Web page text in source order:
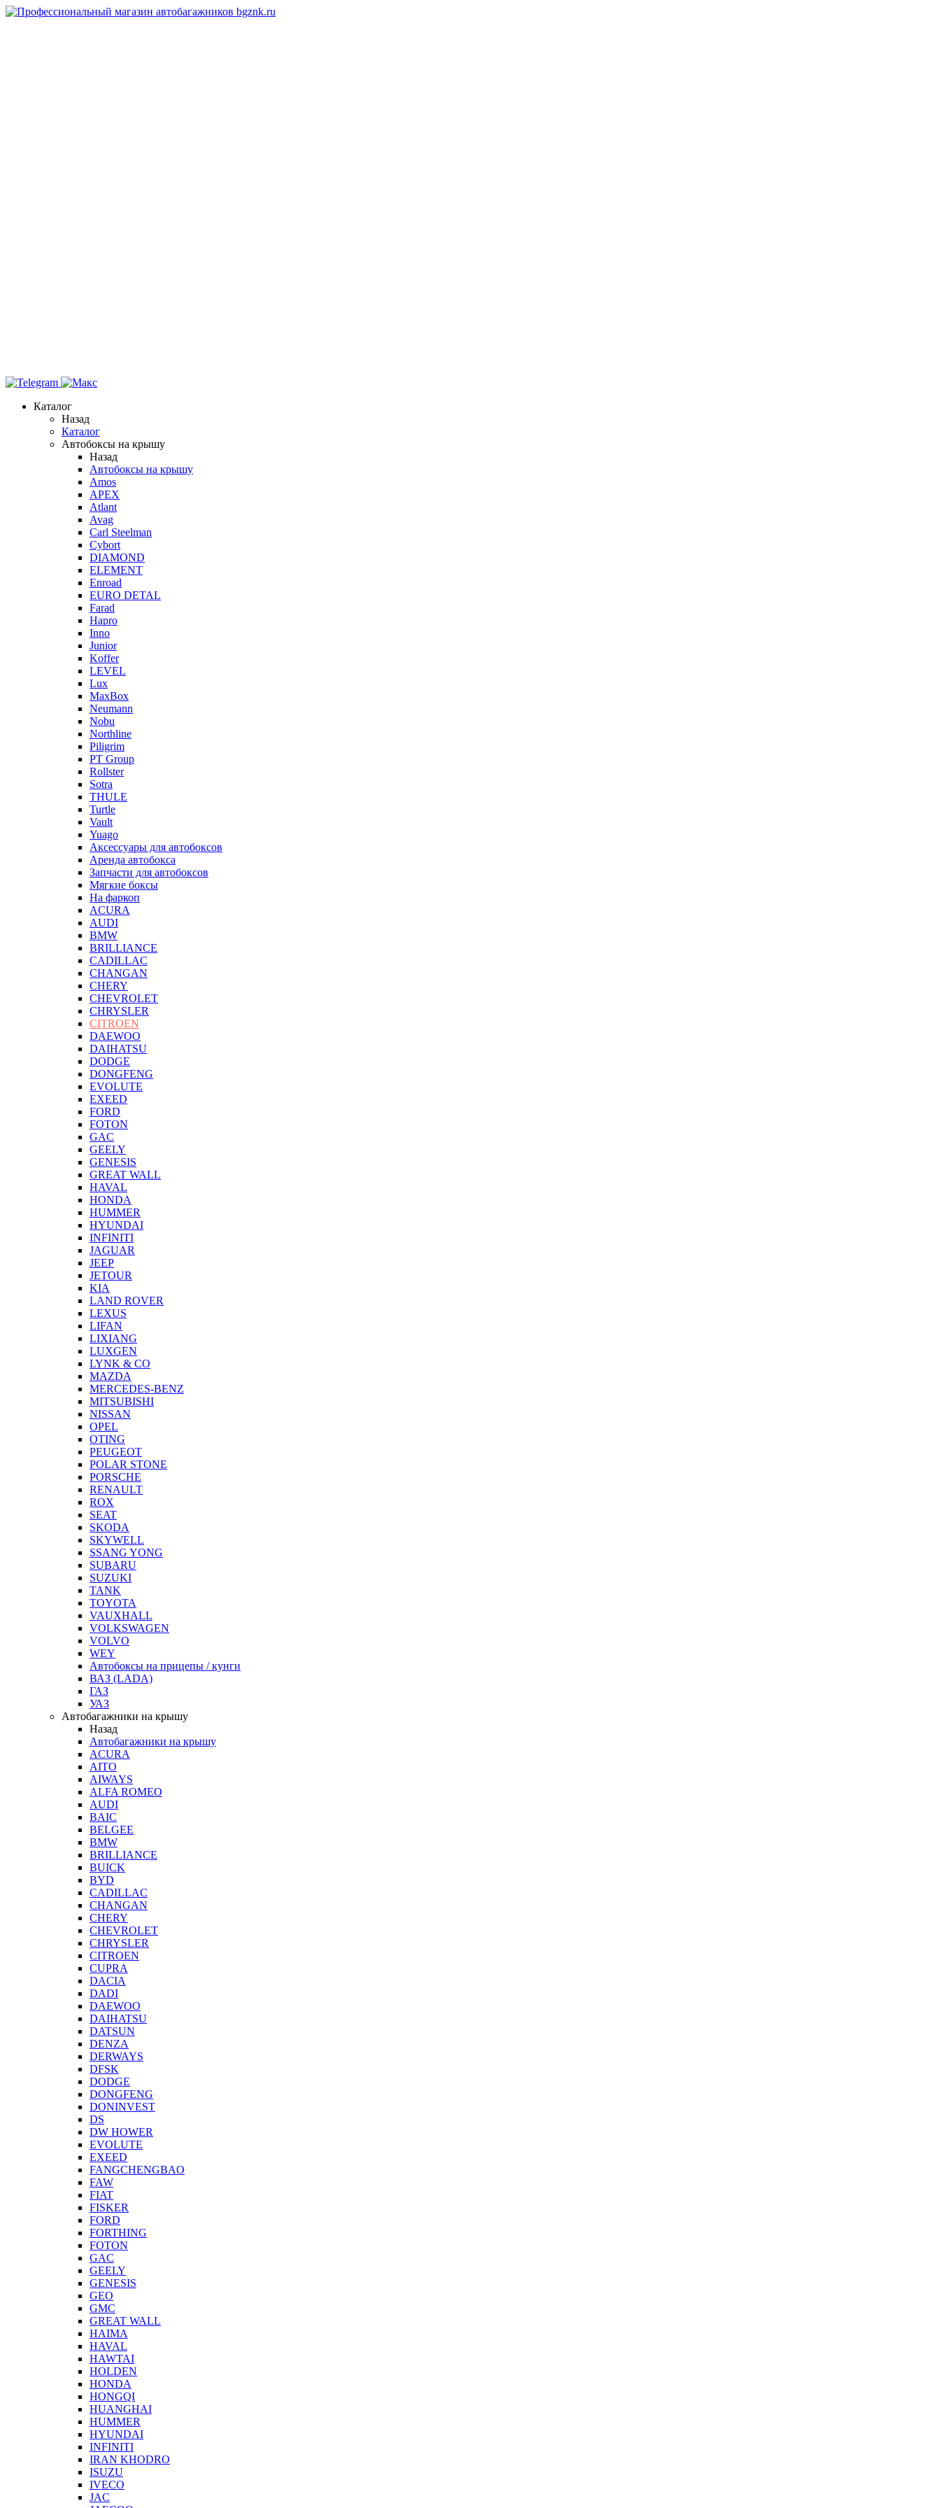
Каталог
Назад
Каталог
Автобоксы на крышу
Назад
Автобоксы на крышу
Amos
APEX
Atlant
Avag
Carl Steelman
Cybort
DIAMOND
ELEMENT
Enroad
EURO DETAL
Farad
Hapro
Inno
Junior
Koffer
LEVEL
Lux
MaxBox
Neumann
Nobu
Northline
Piligrim
PT Group
Rollster
Sotra
THULE
Turtle
Vault
Yuago
Аксессуары для автобоксов
Аренда автобокса
Запчасти для автобоксов
Мягкие боксы
На фаркоп
ACURA
AUDI
BMW
BRILLIANCE
CADILLAC
CHANGAN
CHERY
CHEVROLET
CHRYSLER
CITROEN
DAEWOO
DAIHATSU
DODGE
DONGFENG
EVOLUTE
EXEED
FORD
FOTON
GAC
GEELY
GENESIS
GREAT WALL
HAVAL
HONDA
HUMMER
HYUNDAI
INFINITI
JAGUAR
JEEP
JETOUR
KIA
LAND ROVER
LEXUS
LIFAN
LIXIANG
LUXGEN
LYNK & CO
MAZDA
MERCEDES-BENZ
MITSUBISHI
NISSAN
OPEL
OTING
PEUGEOT
POLAR STONE
PORSCHE
RENAULT
ROX
SEAT
SKODA
SKYWELL
SSANG YONG
SUBARU
SUZUKI
TANK
TOYOTA
VAUXHALL
VOLKSWAGEN
VOLVO
WEY
Автобоксы на прицепы / кунги
ВАЗ (LADA)
ГАЗ
УАЗ
Автобагажники на крышу
Назад
Автобагажники на крышу
ACURA
AITO
AIWAYS
ALFA ROMEO
AUDI
BAIC
BELGEE
BMW
BRILLIANCE
BUICK
BYD
CADILLAC
CHANGAN
CHERY
CHEVROLET
CHRYSLER
CITROEN
CUPRA
DACIA
DADI
DAEWOO
DAIHATSU
DATSUN
DENZA
DERWAYS
DFSK
DODGE
DONGFENG
DONINVEST
DS
DW HOWER
EVOLUTE
EXEED
FANGCHENGBAO
FAW
FIAT
FISKER
FORD
FORTHING
FOTON
GAC
GEELY
GENESIS
GEO
GMC
GREAT WALL
HAIMA
HAVAL
HAWTAI
HOLDEN
HONDA
HONGQI
HUANGHAI
HUMMER
HYUNDAI
INFINITI
IRAN KHODRO
ISUZU
IVECO
JAC